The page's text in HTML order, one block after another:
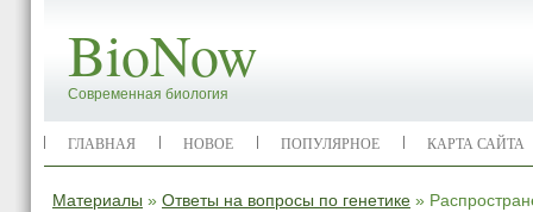
BioNow
Современная биология
ГЛАВНАЯ НОВОЕ ПОПУЛЯРНОЕ КАРТА САЙТА
Материалы » Ответы на вопросы по генетике »